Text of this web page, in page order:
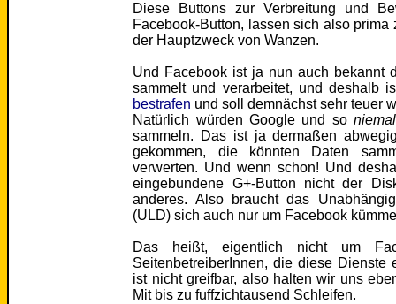
Diese Buttons zur Verbreitung und
Facebook-Button, lassen sich also
der Hauptzweck von Wanzen.
Und Facebook ist ja nun auch bekannt
sammelt und verarbeitet, und deshalb
bestrafen und soll demnächst sehr teuer
Natürlich würden Google und so
sammeln. Das ist ja dermaßen
gekommen, die könnten Daten
verwerten. Und wenn schon! Und
eingebundene G+-Button nicht der
anderes. Also braucht das
(ULD) sich auch nur um Facebook
Das heißt, eigentlich nicht um
SeitenbetreiberInnen, die diese
ist nicht greifbar, also halten wir uns
Mit bis zu fuffzichtausend Schleifen.